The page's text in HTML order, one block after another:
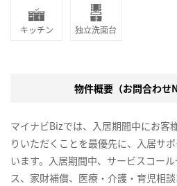
キッチン 独立洗面台
物件概要（お問合わせ
マイナビBizでは、入居期間中にお客
りいただくことを最優先に、入居サ
います。入居期間中、サービスコー
ス、家財補償、医療・介護・育児相